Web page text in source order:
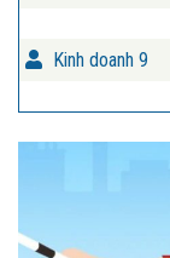
Kinh doanh 9